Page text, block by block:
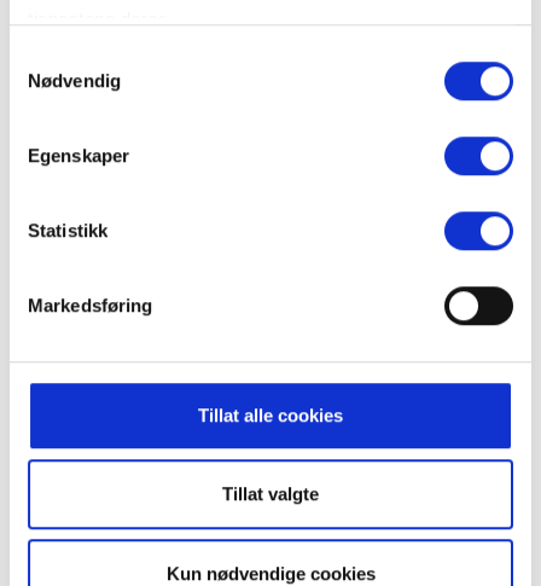
Nødvendig
Egenskaper
Statistikk
Markedsføring
Tillat alle cookies
Tillat valgte
Kun nødvendige cookies
Familierafting
Intro to Bike Park
23.06.2026, 14:30 - 14.08.2026, 16:30